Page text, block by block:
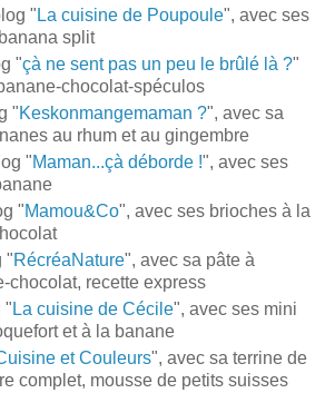
" La cuisine de Poupoule", avec ses
split
"çà ne sent pas un peu le brûlé là ?"
chocolat-spéculos
"Keskonmangemaman ?", avec sa
au rhum et au gingembre
"Maman...çà déborde !", avec ses
"Mamou&Co", avec ses brioches à la
"RécréaNature", avec sa pâte à
chocolat, recette express
" La cuisine de Cécile", avec ses mini
et à la banane
et Couleurs", avec sa terrine de
complet, mousse de petits suisses